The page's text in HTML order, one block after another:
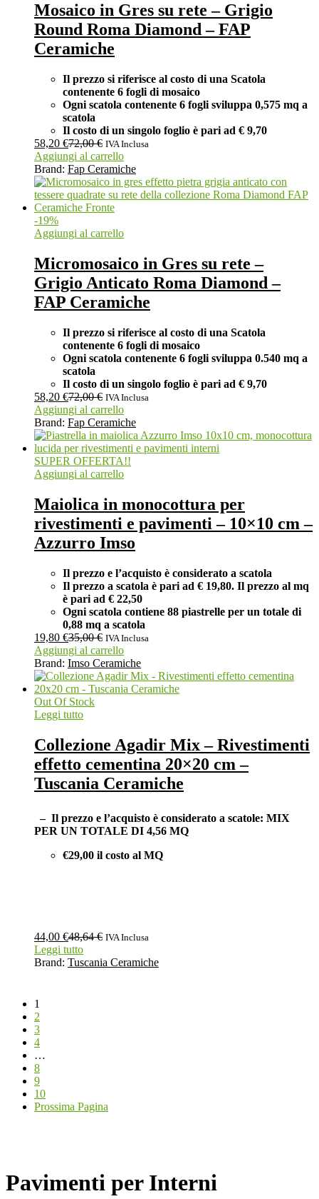
Mosaico in Gres su rete – Grigio
Round Roma Diamond – FAP
Ceramiche
Il prezzo si riferisce al costo di una Scatola
contenente 6 fogli di mosaico
Ogni scatola contenente 6 fogli sviluppa 0,575 mq a
scatola
Il costo di un singolo foglio è pari ad € 9,70
58,20 €72,00€ IVA Inclusa
Aggiungi al carrello
Brand: Fap Ceramiche
-19%
Aggiungi al carrello
Micromosaico in Gres su rete –
Grigio Anticato Roma Diamond –
FAP Ceramiche
Il prezzo si riferisce al costo di una Scatola
contenente 6 fogli di mosaico
Ogni scatola contenente 6 fogli sviluppa 0.540 mq a
scatola
Il costo di un singolo foglio è pari ad € 9,70
58,20 €72,00€ IVA Inclusa
Aggiungi al carrello
Brand: Fap Ceramiche
SUPER OFFERTA!!
Aggiungi al carrello
Maiolica in monocottura per
rivestimenti e pavimenti – 10×10 cm –
Azzurro Imso
Il prezzo e l’acquisto è considerato a scatola
Il prezzo a scatola è pari ad € 19,80. Il prezzo al mq
è pari ad € 22,50
Ogni scatola contiene 88 piastrelle per un totale di
0,88 mq a scatola
19,80 €35,00€ IVA Inclusa
Aggiungi al carrello
Brand: Imso Ceramiche
Out Of Stock
Leggi tutto
Collezione Agadir Mix – Rivestimenti
effetto cementina 20×20 cm –
Tuscania Ceramiche
– Il prezzo e l’acquisto è considerato a scatole: MIX
PER UN TOTALE DI 4,56 MQ
€29,00 il costo al MQ
44,00 €48,64€ IVA Inclusa
Leggi tutto
Brand: Tuscania Ceramiche
1
2
3
4
…
8
9
10
Prossima Pagina
Pavimenti per Interni